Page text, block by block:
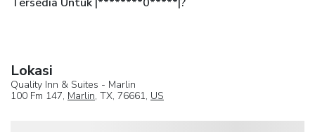
Lokasi
Quality Inn & Suites - Marlin
100 Fm 147, Marlin, TX, 76661, US